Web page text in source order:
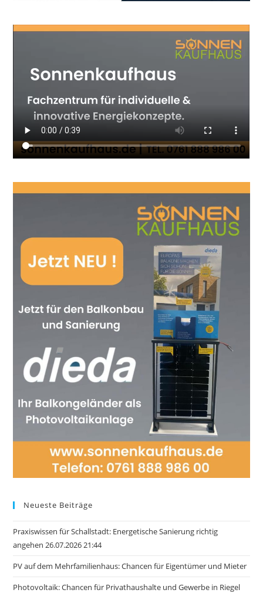
Neueste Beiträge
Praxiswissen für Schallstadt: Energetische Sanierung richtig
angehen 26.07.2026 21:44
PV auf dem Mehrfamilienhaus: Chancen für Eigentümer und Mieter
Photovoltaik: Chancen für Privathaushalte und Gewerbe in Riegel